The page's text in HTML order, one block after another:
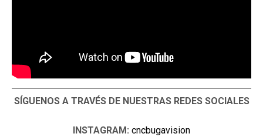
SÍGUENOS A TRAVÉS DE NUESTRAS REDES SOCIALES
INSTAGRAM: cncbugavision